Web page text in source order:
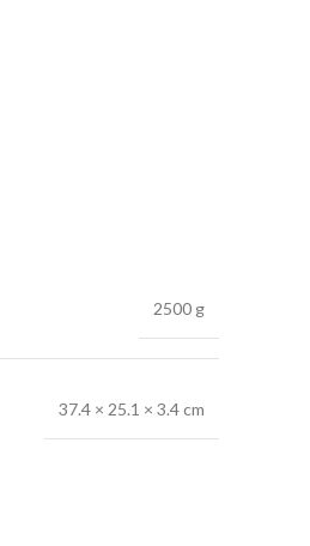
2500 g
37.4 × 25.1 × 3.4 cm